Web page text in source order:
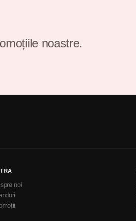
noastre.
noi